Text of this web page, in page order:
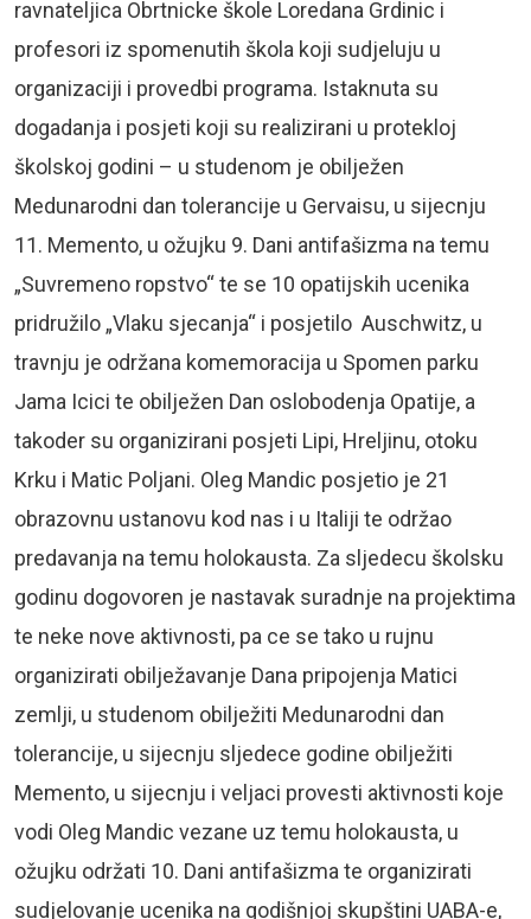
ravnateljica Obrtnicke škole Loredana Grdinic i
profesori iz spomenutih škola koji sudjeluju u
organizaciji i provedbi programa. Istaknuta su
dogadanja i posjeti koji su realizirani u protekloj
školskoj godini – u studenom je obilježen
Medunarodni dan tolerancije u Gervaisu, u sijecnju
11. Memento, u ožujku 9. Dani antifašizma na temu
„Suvremeno ropstvo“ te se 10 opatijskih ucenika
pridružilo „Vlaku sjecanja“ i posjetilo Auschwitz, u
travnju je održana komemoracija u Spomen parku
Jama Icici te obilježen Dan oslobodenja Opatije, a
takoder su organizirani posjeti Lipi, Hreljinu, otoku
Krku i Matic Poljani. Oleg Mandic posjetio je 21
obrazovnu ustanovu kod nas i u Italiji te održao
predavanja na temu holokausta. Za sljedecu školsku
godinu dogovoren je nastavak suradnje na projektima
te neke nove aktivnosti, pa ce se tako u rujnu
organizirati obilježavanje Dana pripojenja Matici
zemlji, u studenom obilježiti Medunarodni dan
tolerancije, u sijecnju sljedece godine obilježiti
Memento, u sijecnju i veljaci provesti aktivnosti koje
vodi Oleg Mandic vezane uz temu holokausta, u
ožujku održati 10. Dani antifašizma te organizirati
sudjelovanje ucenika na godišnjoj skupštini UABA-e,